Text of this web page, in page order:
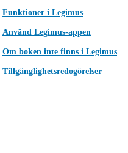
Funktioner i Legimus
Använd Legimus-appen
Om boken inte finns i Legimus
Tillgänglighetsredogörelser